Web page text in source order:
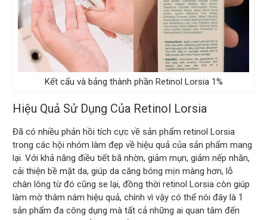
Kết cấu và bảng thành phần Retinol Lorsia 1%
Hiệu Quả Sử Dụng Của Retinol Lorsia
Đã có nhiều phản hồi tích cực về sản phẩm retinol Lorsia
trong các hội nhóm làm đẹp về hiệu quả của sản phẩm mang
lại. Với khả năng điều tiết bã nhờn, giảm mụn, giảm nếp nhăn,
cải thiện bề mặt da, giúp da căng bóng mịn màng hơn, lỗ
chân lông từ đó cũng se lại, đồng thời retinol Lorsia còn giúp
làm mờ thâm nám hiệu quả, chính vì vậy có thể nói đây là 1
sản phẩm đa công dụng mà tất cả những ai quan tâm đến